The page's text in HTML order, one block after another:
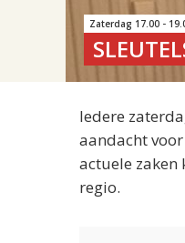
Zaterdag 17.00 -
Iedere
aandacht
actuele zaken
regio.